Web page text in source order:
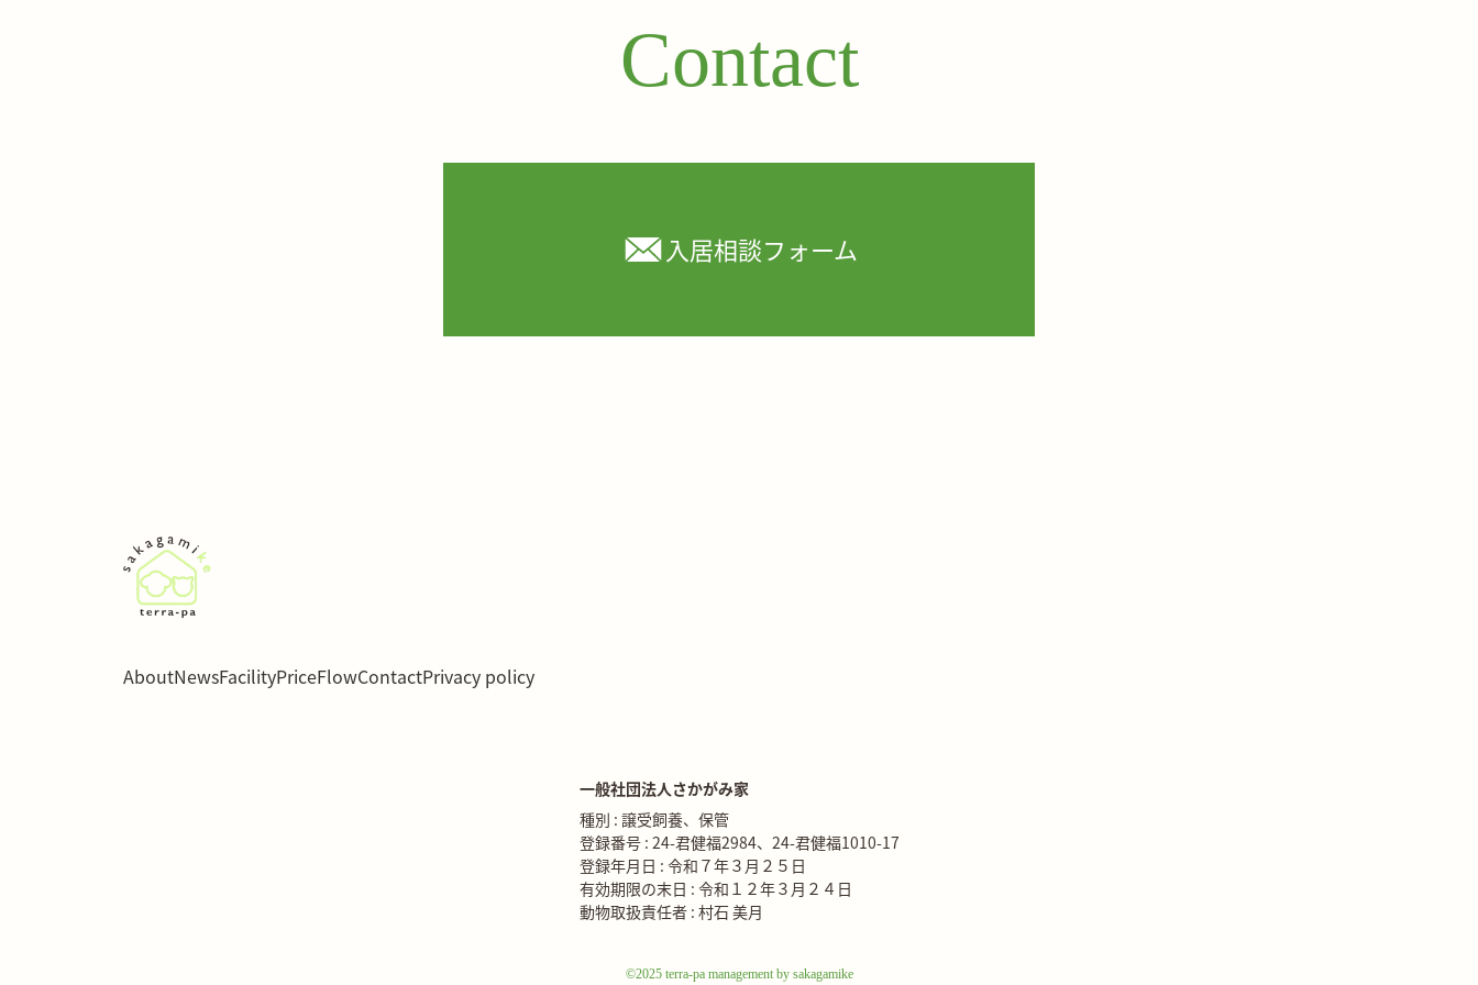
Contact
入居相談フォーム
AboutNewsFacilityPriceFlowContactPrivacy policy
一般社団法人さかがみ家
種別 : 譲受飼養、保管
登録番号 : 24-君健福2984、24-君健福1010-17
登録年月日 : 令和７年３月２５日
有効期限の末日 : 令和１２年３月２４日
動物取扱責任者 : 村石 美月
©2025 terra-pa management by sakagamike